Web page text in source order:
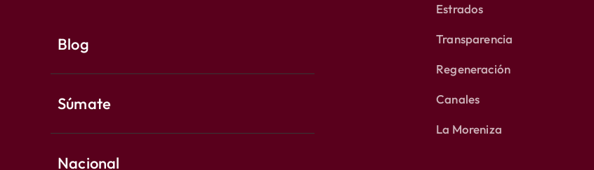
Blog
Súmate
Nacional
Estrados
Transparencia
Regeneración
Canales
La Moreniza